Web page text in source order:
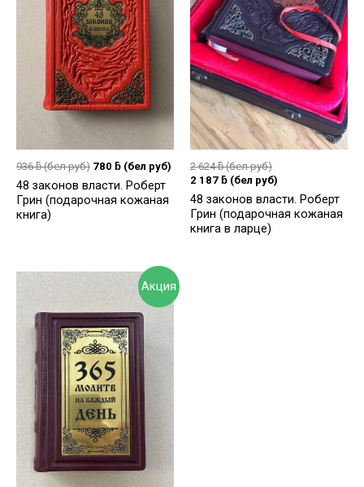
936ƃ(бел руб) 780 ƃ (бел руб)
48 законов власти. Роберт
Грин (подарочная кожаная
книга)
2 624ƃ(бел руб)
2 187 ƃ (бел руб)
48 законов власти. Роберт
Грин (подарочная кожаная
книга в ларце)
Акция